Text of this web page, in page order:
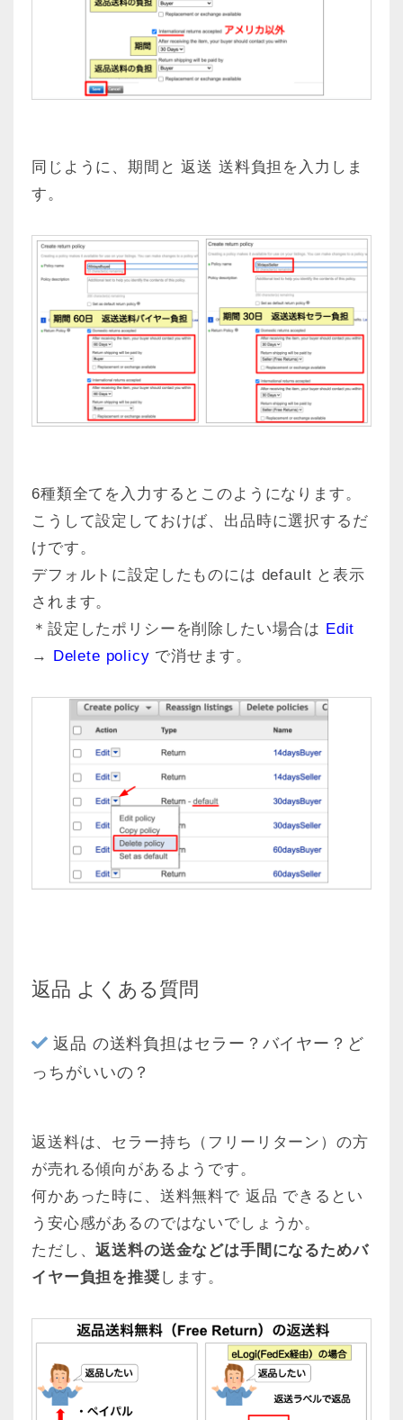
同じように、期間と 返送 送料負担を入力しま
す。
6種類全てを入力するとこのようになります。
こうして設定しておけば、出品時に選択するだ
けです。
デフォルトに設定したものには default と表示
されます。
＊設定したポリシーを削除したい場合は Edit
→ Delete policy で消せます。
返品 よくある質問
返品 の送料負担はセラー？バイヤー？ど
っちがいいの？
返送料は、セラー持ち（フリーリターン）の方
が売れる傾向があるようです。
何かあった時に、送料無料で 返品 できるとい
う安心感があるのではないでしょうか。
ただし、返送料の送金などは手間になるためバ
イヤー負担を推奨 します。